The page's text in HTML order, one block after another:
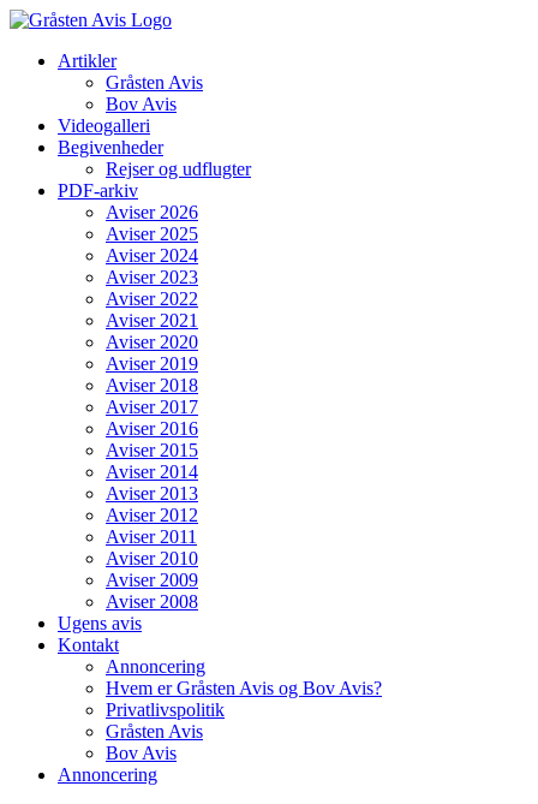
Skip
contentArtikler
Gråsten Avis
Bov Avis
Videogalleri
Begivenheder
Rejser og udflugter
PDF-arkiv
Aviser 2026
Aviser 2025
Aviser 2024
Aviser 2023
Aviser 2022
Aviser 2021
Aviser 2020
Aviser 2019
Aviser 2018
Aviser 2017
Aviser 2016
Aviser 2015
Aviser 2014
Aviser 2013
Aviser 2012
Aviser 2011
Aviser 2010
Aviser 2009
Aviser 2008
Ugens avis
Kontakt
Annoncering
Hvem er Gråsten Avis og Bov Avis?
Privatlivspolitik
Gråsten Avis
Bov Avis
Annoncering